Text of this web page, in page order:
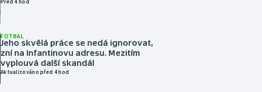
Před 4 hod
FOTBAL
Jeho skvělá práce se nedá ignorovat,
zní na Infantinovu adresu. Mezitím
vyplouvá další skandál
Aktualizováno před 4 hod